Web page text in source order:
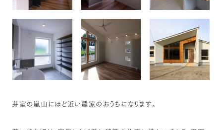
芽室の嵐山にほど近い農家のおうちになります。